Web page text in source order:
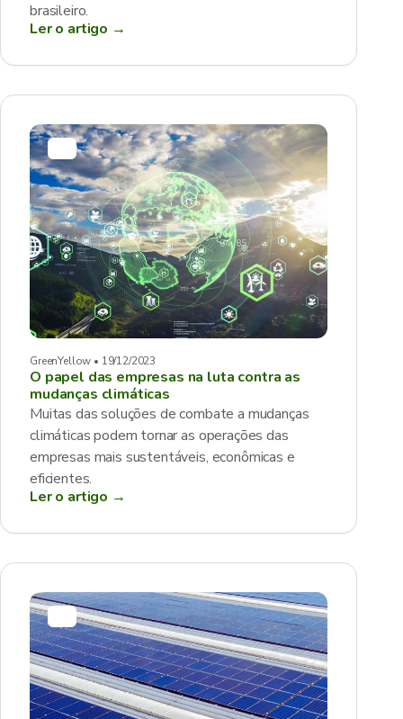
brasileiro.
Ler o artigo →
GreenYellow • 19/12/2023
O papel das empresas na luta contra as
mudanças climáticas
Muitas das soluções de combate a mudanças
climáticas podem tornar as operações das
empresas mais sustentáveis, econômicas e
eficientes.
Ler o artigo →